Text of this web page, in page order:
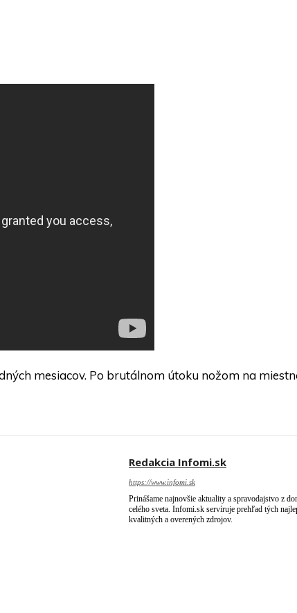
mesiacov. Po brutálnom útoku nožom na
Redakcia Infomi.sk
https://www.infomi.sk
Prinášame najnovšie aktuality a spravodajstvo z
celého sveta. Infomi.sk servíruje prehľad tých
kvalitných a overených zdrojov.